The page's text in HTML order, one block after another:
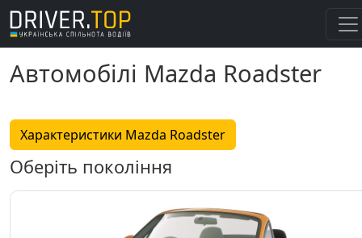
Автомобілі Mazda Roadster
Характеристики Mazda Roadster
Оберіть покоління